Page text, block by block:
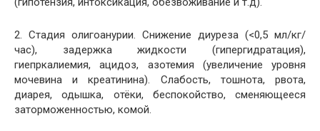
2. Стадия олигоанурии. Снижение диуреза (<0,5 мл/кг/
час), задержка жидкости (гипергидратация),
гиепркалиемия, ацидоз, азотемия (увеличение уровня
мочевина и креатинина). Слабость, тошнота, рвота,
диарея, одышка, отёки, беспокойство, сменяющееся
заторможенностью, комой.